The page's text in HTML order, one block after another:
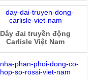
Dây đai truyền động
Carlisle Việt Nam